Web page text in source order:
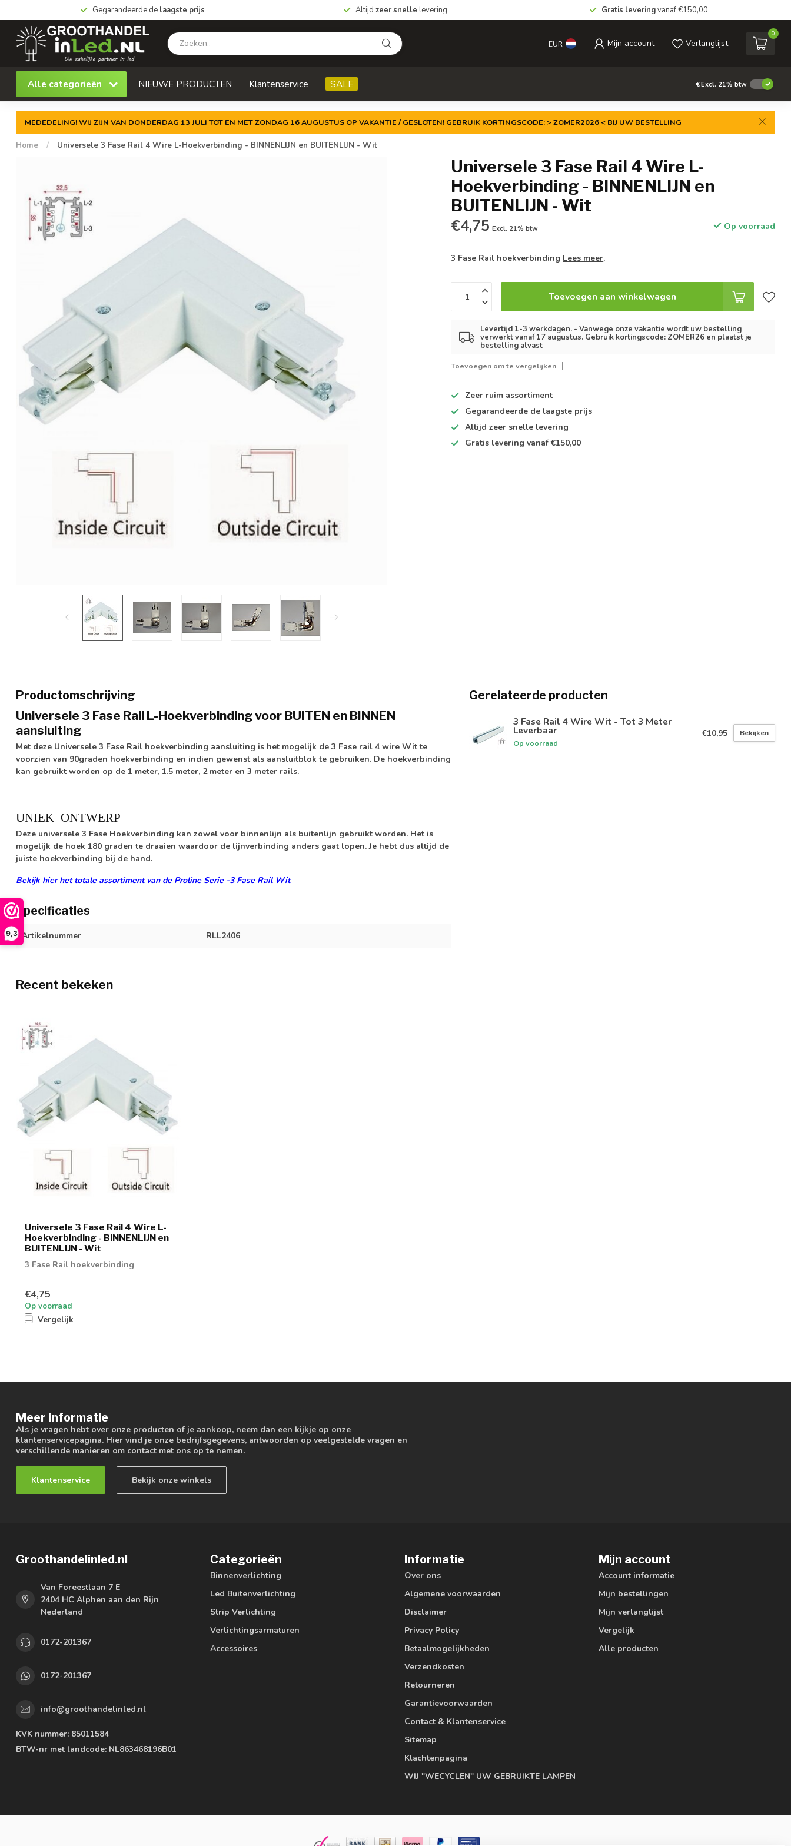
9,3
Gegarandeerde de laagste prijs Altijd zeer snelle levering Gratis leveringvanaf €150,00
EUR Mijn account Verlanglijst
0
Alle categorieën NIEUWE PRODUCTEN Klantenservice SALE €Excl. 21% btw
MEDEDELING! WIJ ZIJN VAN DONDERDAG 13 JULI TOT EN MET ZONDAG 16 AUGUSTUS OP VAKANTIE / GESLOTEN! GEBRUIK KORTINGSCODE: > ZOMER2026 < BIJ UW BESTELLING
Home / Universele 3 Fase Rail 4 Wire L-Hoekverbinding - BINNENLIJN en BUITENLIJN - Wit
Universele 3 Fase Rail 4 Wire L-
Hoekverbinding - BINNENLIJN en
BUITENLIJN - Wit
€4,75 Excl. 21% btw Op voorraad
3 Fase Rail hoekverbinding Lees meer.
Toevoegen aan winkelwagen
Levertijd 1-3 werkdagen. - Vanwege onze vakantie wordt uw bestelling
verwerkt vanaf 17 augustus. Gebruik kortingscode: ZOMER26 en plaatst je
bestelling alvast
Toevoegen om te vergelijken
Zeer ruim assortiment
Gegarandeerde de laagste prijs
Altijdzeer snelle levering
Gratis levering vanaf €150,00
Productomschrijving
Universele 3 Fase Rail L-Hoekverbinding voor BUITEN en BINNEN
aansluiting
Met deze Universele 3 Fase Rail hoekverbinding aansluiting is het mogelijk de 3 Fase rail 4 wire Wit te
voorzien van 90graden hoekverbinding en indien gewenst als aansluitblok te gebruiken. De hoekverbinding
kan gebruikt worden op de 1 meter, 1.5 meter, 2 meter en 3 meter rails.
UNIEK ONTWERP
Deze universele 3 Fase Hoekverbinding kan zowel voor binnenlijn als buitenlijn gebruikt worden. Het is
mogelijk de hoek 180 graden te draaien waardoor de lijnverbinding anders gaat lopen. Je hebt dus altijd de
juiste hoekverbinding bij de hand.
Bekijk hier het totale assortiment van de Proline Serie -3 Fase Rail Wit
Specificaties
Artikelnummer RLL2406
Gerelateerde producten
3 Fase Rail 4 Wire Wit - Tot 3 Meter
Leverbaar
Op voorraad
€10,95 Bekijken
Recent bekeken
Universele 3 Fase Rail 4 Wire L-
Hoekverbinding - BINNENLIJN en
BUITENLIJN - Wit
3 Fase Rail hoekverbinding
€4,75
Op voorraad
Vergelijk
Meer informatie
Als je vragen hebt over onze producten of je aankoop, neem dan een kijkje op onze
klantenservicepagina. Hier vind je onze bedrijfsgegevens, antwoorden op veelgestelde vragen en
verschillende manieren om contact met ons op te nemen.
Klantenservice Bekijk onze winkels
Groothandelinled.nl
Van Foreestlaan 7 E
2404 HC Alphen aan den Rijn
Nederland
0172-201367
0172-201367
info@groothandelinled.nl
KVK nummer: 85011584
BTW-nr met landcode: NL863468196B01
Categorieën
Binnenverlichting
Led Buitenverlichting
Strip Verlichting
Verlichtingsarmaturen
Accessoires
Informatie
Over ons
Algemene voorwaarden
Disclaimer
Privacy Policy
Betaalmogelijkheden
Verzendkosten
Retourneren
Garantievoorwaarden
Contact & Klantenservice
Sitemap
Klachtenpagina
WIJ "WECYCLEN" UW GEBRUIKTE LAMPEN
Mijn account
Account informatie
Mijn bestellingen
Mijn verlanglijst
Vergelijk
Alle producten